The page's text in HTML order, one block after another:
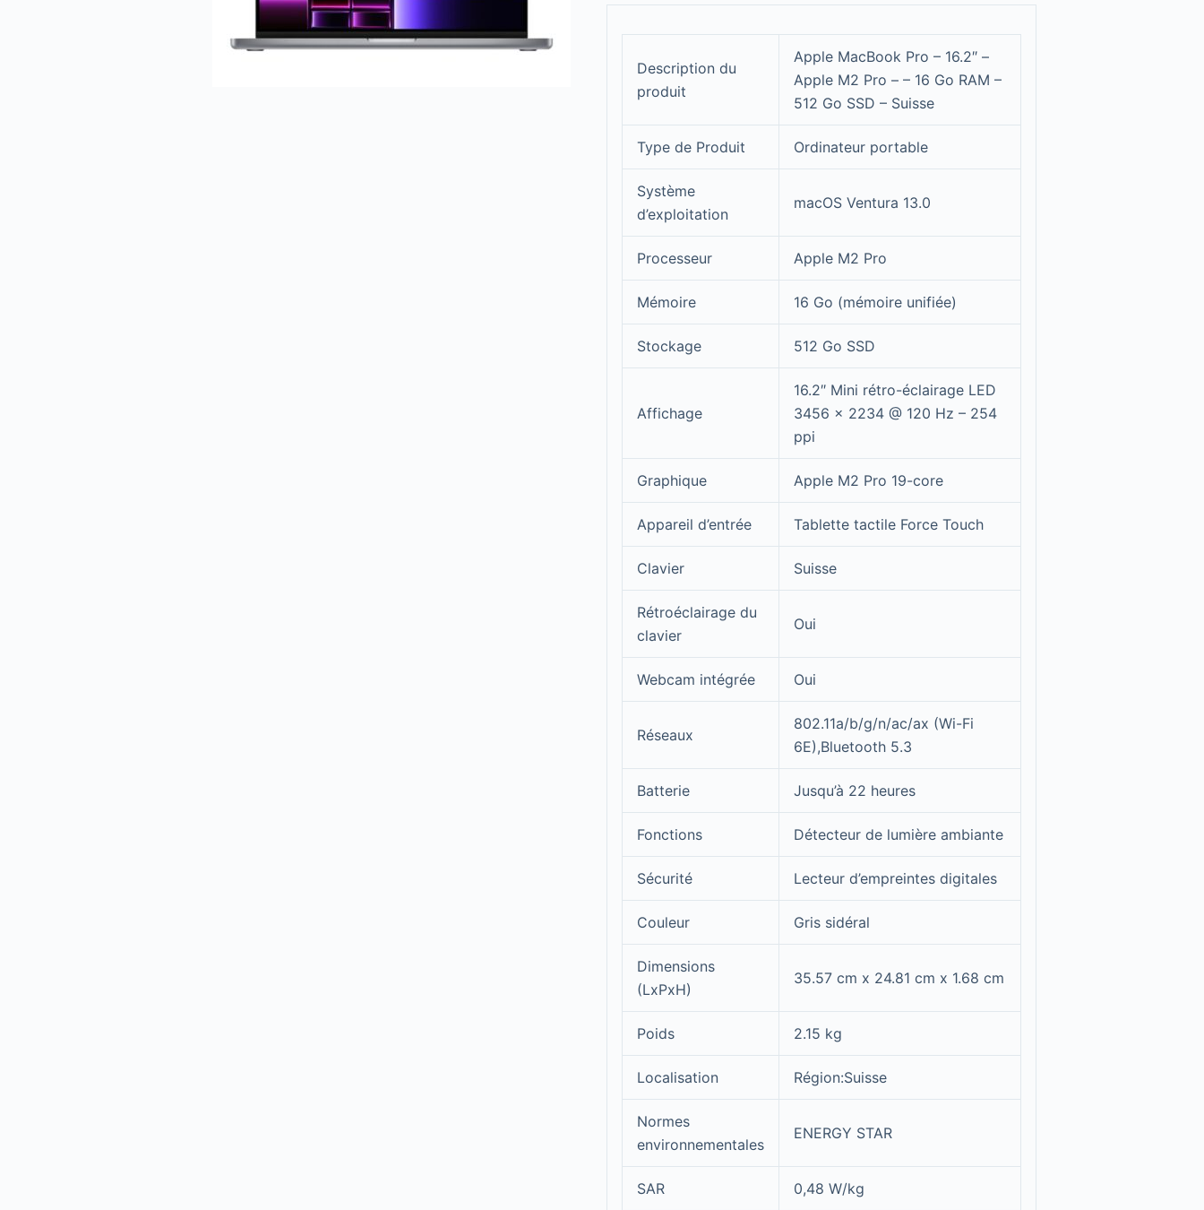
Description du
produit
Apple MacBook Pro – 16.2″ –
Apple M2 Pro – – 16 Go RAM –
512 Go SSD – Suisse
Type de Produit Ordinateur portable
Système
d’exploitation
macOS Ventura 13.0
Processeur Apple M2 Pro
Mémoire 16 Go (mémoire unifiée)
Stockage 512 Go SSD
Affichage
16.2″ Mini rétro-éclairage LED
3456 x 2234 @ 120 Hz – 254
ppi
Graphique Apple M2 Pro 19-core
Appareil d’entrée Tablette tactile Force Touch
Clavier Suisse
Rétroéclairage du
clavier
Oui
Webcam intégrée Oui
Réseaux
802.11a/b/g/n/ac/ax (Wi-Fi
6E),Bluetooth 5.3
Batterie Jusqu’à 22 heures
Fonctions Détecteur de lumière ambiante
Sécurité Lecteur d’empreintes digitales
Couleur Gris sidéral
Dimensions
(LxPxH)
35.57 cm x 24.81 cm x 1.68 cm
Poids 2.15 kg
Localisation Région:Suisse
Normes
environnementales
ENERGY STAR
SAR 0,48 W/kg